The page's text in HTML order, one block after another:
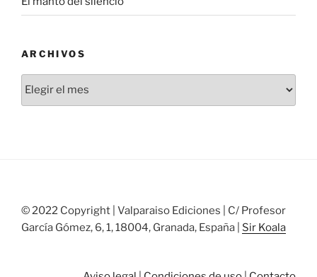
ARCHIVOS
© 2022 Copyright | Valparaiso Ediciones | C/ Profesor
García Gómez, 6, 1, 18004, Granada, España | Sir Koala